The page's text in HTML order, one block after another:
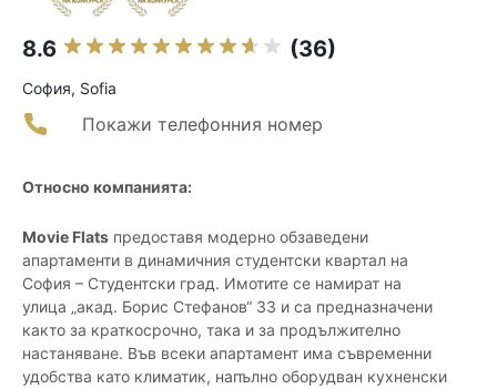
8.6 (36)
София, Sofia
Покажи телефонния номер
Относно компанията:
Movie Flats предоставя модерно обзаведени
апартаменти в динамичния студентски квартал на
София – Студентски град. Имотите се намират на
улица „акад. Борис Стефанов“ 33 и са предназначени
както за краткосрочно, така и за продължително
настаняване. Във всеки апартамент има съвременни
удобства като климатик, напълно оборудван кухненски